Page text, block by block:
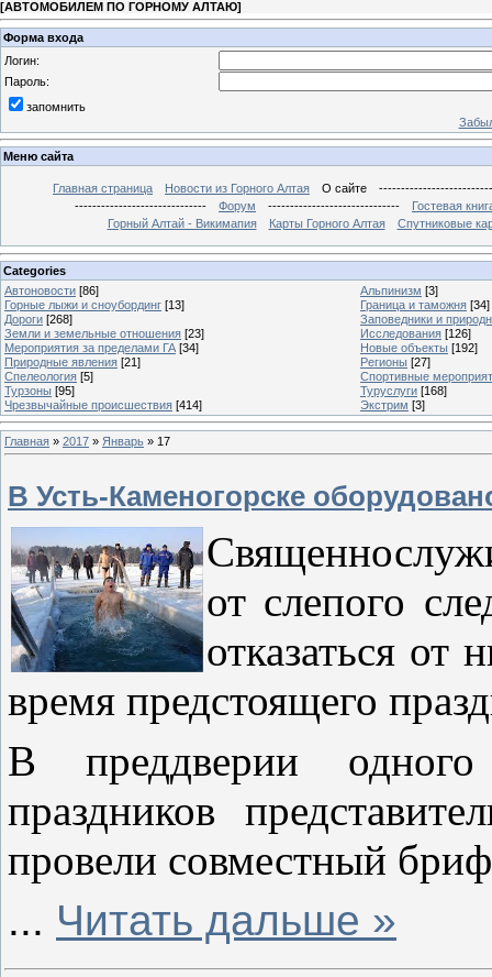
[АВТОМОБИЛЕМ ПО ГОРНОМУ АЛТАЮ]
Форма входа
Логин:
Пароль:
запомнить
Меню сайта
Главная страница Новости из Горного Алтая О сайте
------------------------------
Форум ------------------------------
Гостевая
Горный Алтай - Викимапия
Карты Горного Алтая Спутниковые
Categories
Автоновости [86] Альпинизм [3]
Горные лыжи и сноубординг [13] Граница и таможня [34]
Дороги [268]
Заповедники и
Земли и земельные отношения [23] Исследования [126]
Мероприятия за пределами ГА [34] Новые объекты [192]
Природные явления [21] Регионы [27]
Спелеология [5]
Спортивные
Турзоны [95] Туруслуги [168]
Чрезвычайные происшествия [414] Экстрим [3]
Главная » 2017 » Январь » 17
В Усть-Каменогорске
от слепого
отказаться от
время предстоящего
В преддверии
праздников
провели совместный
... Читать дальше »